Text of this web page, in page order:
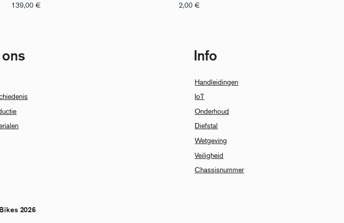
139,00 € 2,00 €
Info
Handleidingen
IoT
Onderhoud
Diefstal
Wetgeving
Veiligheid
Chassisnummer
2026